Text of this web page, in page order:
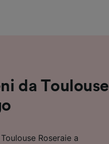
da Toulouse
Roseraie a